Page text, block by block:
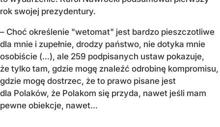
rok swojej prezydentury.
– Choć określenie "wetomat" jest bardzo pieszczotliwe
dla mnie i zupełnie, drodzy państwo, nie dotyka mnie
osobiście (…), ale 259 podpisanych ustaw pokazuje,
że tylko tam, gdzie mogę znaleźć odrobinę kompromisu,
gdzie mogę dostrzec, że to prawo pisane jest
dla Polaków, że Polakom się przyda, nawet jeśli mam
pewne obiekcje, nawet...